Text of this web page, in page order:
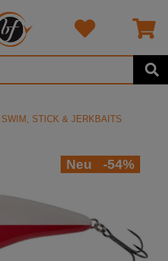
SWIM, STICK & JERKBAITS
Neu -54%